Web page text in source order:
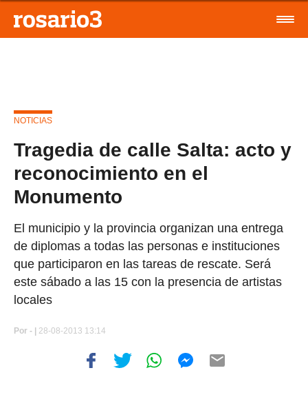
NOTICIAS
Tragedia de calle Salta: acto y
reconocimiento en el
Monumento
El municipio y la provincia organizan una entrega
de diplomas a todas las personas e instituciones
que participaron en las tareas de rescate. Será
este sábado a las 15 con la presencia de artistas
locales
Por - | 28-08-2013 13:14